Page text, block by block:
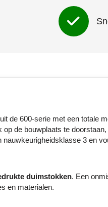
de 600-serie met een totale
de bouwplaats te
3 en
duimstokken. Een
en materialen.